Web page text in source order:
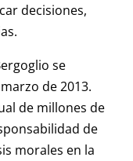
decisiones,
se
de 2013.
de millones de
de
morales en la